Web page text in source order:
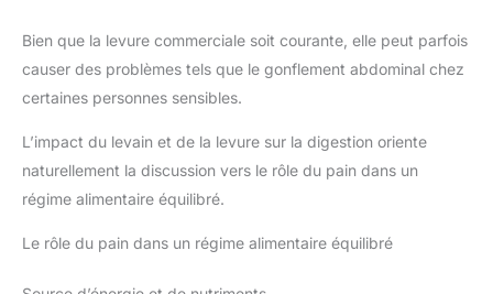
Bien que la levure commerciale soit courante, elle peut parfois
causer des problèmes tels que le gonflement abdominal chez
certaines personnes sensibles.
L’impact du levain et de la levure sur la digestion oriente
naturellement la discussion vers le rôle du pain dans un
régime alimentaire équilibré.
Le rôle du pain dans un régime alimentaire équilibré